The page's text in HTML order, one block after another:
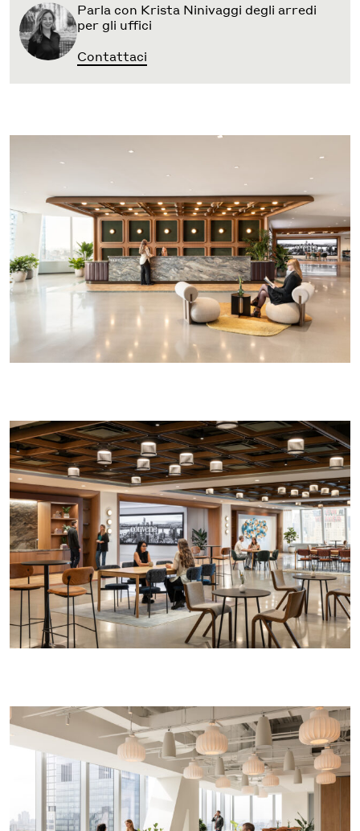
Parla con Krista Ninivaggi degli arredi
per gli uffici
Contattaci